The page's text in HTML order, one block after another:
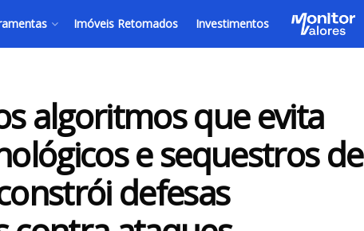
Imóveis Retomados Investimentos
algoritmos que evita
e sequestros de
defesas